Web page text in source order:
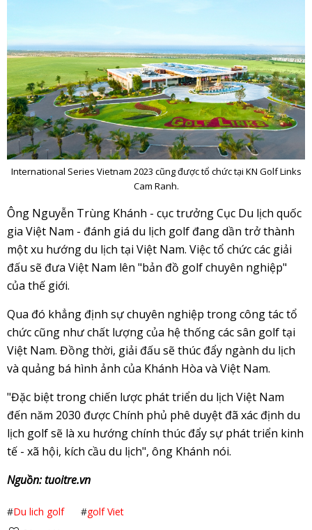
International Series Vietnam 2023 cũng được tổ chức tại KN Golf Links
Cam Ranh.
Ông Nguyễn Trùng Khánh - cục trưởng Cục Du lịch quốc
gia Việt Nam - đánh giá du lịch golf đang dần trở thành
một xu hướng du lịch tại Việt Nam. Việc tổ chức các giải
đấu sẽ đưa Việt Nam lên "bản đồ golf chuyên nghiệp"
của thế giới.
Qua đó khẳng định sự chuyên nghiệp trong công tác tổ
chức cũng như chất lượng của hệ thống các sân golf tại
Việt Nam. Đồng thời, giải đấu sẽ thúc đẩy ngành du lịch
và quảng bá hình ảnh của Khánh Hòa và Việt Nam.
"Đặc biệt trong chiến lược phát triển du lịch Việt Nam
đến năm 2030 được Chính phủ phê duyệt đã xác định du
lịch golf sẽ là xu hướng chính thúc đẩy sự phát triển kinh
tế - xã hội, kích cầu du lịch", ông Khánh nói.
Nguồn: tuoitre.vn
#Du lich golf #golf Viet